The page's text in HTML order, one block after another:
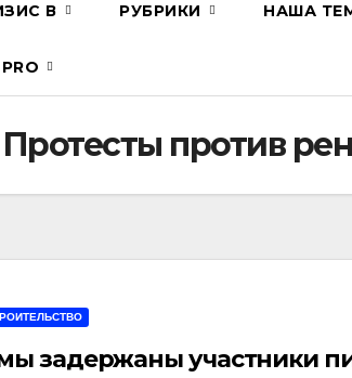
В РУБРИКИ НАША
Протесты против
задержаны участники